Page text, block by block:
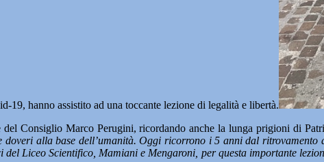
hanno assistito ad una toccante lezione di legalità e libertà.
del Consiglio Marco Perugini, ricordando anche la lunga prigioni di
alla base dell’umanità. Oggi ricorrono i 5 anni dal ritrovamento
Liceo Scientifico, Mamiani e Mengaroni, per questa importante